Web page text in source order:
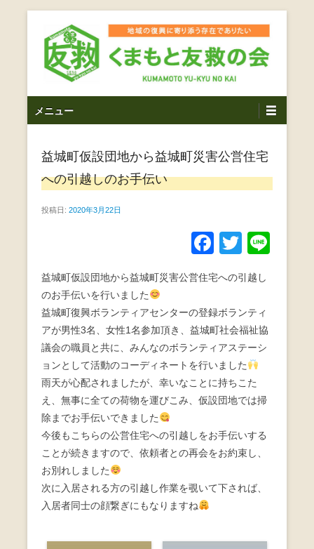
ス
くまもと友救の会｜地域
の復興に寄り添う存在で
ありたい｜熊本県上益城
郡益城町｜災害ボランテ
し代表松岡亮太を中心に、熊本地震発生直後から被災者の
復興・生活再建を目的に活動しているボランティア団体で
イ
メニュー
益城町仮設団地から益城町災害公営住宅
への引越しのお手伝い
投稿日: 2020年3月22日
F
c
e
b
o
o
k
T
tt
er
益城町仮設団地から益城町災害公営住宅への引越し
のお手伝いを行いました
益城町復興ボランティアセンターの登録ボランティ
アが男性3名、女性1名参加頂き、益城町社会福祉協
議会の職員と共に、みんなのボランティアステーシ
ョンとして活動のコーディネートを行いました
雨天が心配されましたが、幸いなことに持ちこた
え、無事に全ての荷物を運びこみ、仮設団地では掃
除までお手伝いできました
今後もこちらの公営住宅への引越しをお手伝いする
ことが続きますので、依頼者との再会をお約束し、
お別れしました
次に入居される方の引越し作業を覗いて下されば、
入居者同士の顔繋ぎにもなりますね